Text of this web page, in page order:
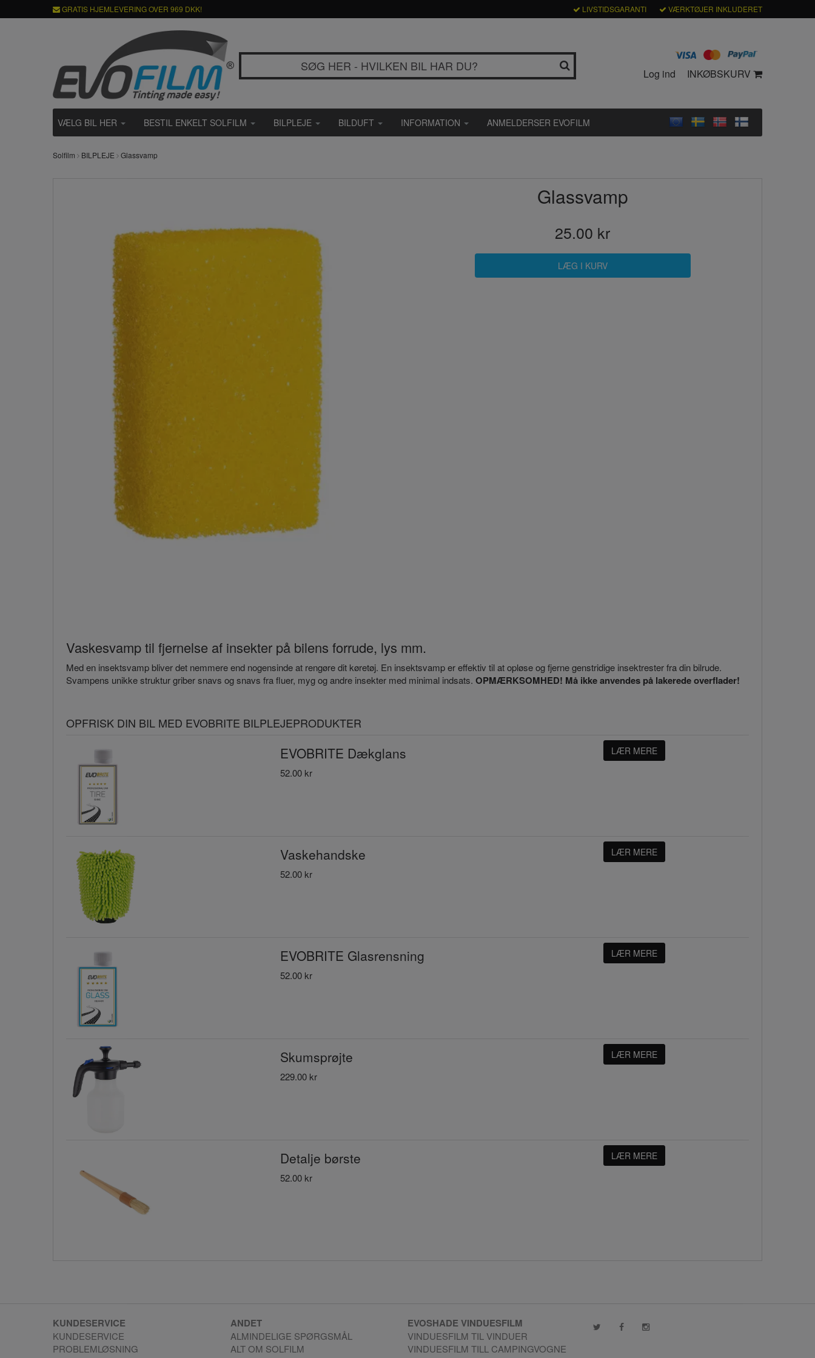
GRATIS HJEMLEVERING OVER 969 DKK! LIVSTIDSGARANTI VÆRKTØJER INKLUDERET
Log ind INKØBSKURV
VÆLG BIL HER BESTIL ENKELT SOLFILM BILPLEJE BILDUFT INFORMATION ANMELDERSER EVOFILM
Solfilm BILPLEJE Glassvamp
Glassvamp
25.00 kr
Vaskesvamp til fjernelse af insekter på bilens forrude, lys mm.
Med en insektsvamp bliver det nemmere end nogensinde at rengøre dit køretøj. En insektsvamp er effektiv til at opløse og fjerne genstridige insektrester fra din bilrude.
Svampens unikke struktur griber snavs og snavs fra fluer, myg og andre insekter med minimal indsats. OPMÆRKSOMHED! Må ikke anvendes på lakerede overflader!
OPFRISK DIN BIL MED EVOBRITE BILPLEJEPRODUKTER
EVOBRITE Dækglans
52.00 kr
LÆR MERE
Vaskehandske
52.00 kr
LÆR MERE
EVOBRITE Glasrensning
52.00 kr
LÆR MERE
Skumsprøjte
229.00 kr
LÆR MERE
Detalje børste
52.00 kr
LÆR MERE
KUNDESERVICE
KUNDESERVICE
PROBLEMLØSNING
ANDET
ALMINDELIGE SPØRGSMÅL
ALT OM SOLFILM
EVOSHADE VINDUESFILM
VINDUESFILM TIL VINDUER
VINDUESFILM TILL CAMPINGVOGNE